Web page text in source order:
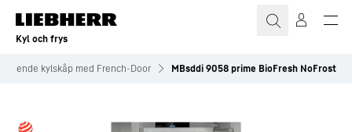
Kyl och frys
kylskåp med French-Door MBsddi 9058 prime BioFresh NoFrost